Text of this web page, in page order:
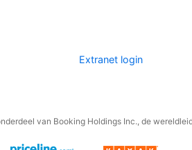
Extranet login
van Booking Holdings Inc., de